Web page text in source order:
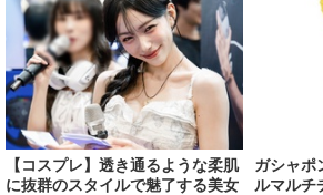
【コスプレ】透き通るような柔肌
に抜群のスタイルで魅了する美女
ガシャポ
ルマルチ